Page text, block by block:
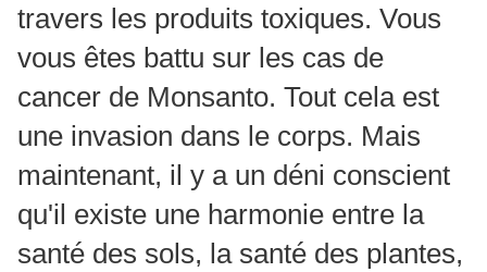
travers les produits toxiques. Vous
vous êtes battu sur les cas de
cancer de Monsanto. Tout cela est
une invasion dans le corps. Mais
maintenant, il y a un déni conscient
qu'il existe une harmonie entre la
santé des sols, la santé des plantes,